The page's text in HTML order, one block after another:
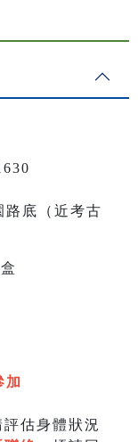
路底（近考古
加
估身體狀況